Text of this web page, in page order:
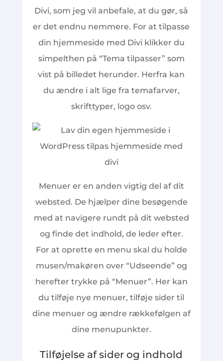
Divi, som jeg vil anbefale, at du gør, så
er det endnu nemmere. For at tilpasse
din hjemmeside med Divi klikker du
simpelthen på “Tema tilpasser” som
vist på billedet herunder. Herfra kan
du ændre i alt lige fra temafarver,
skrifttyper, logo osv.
Menuer er en anden vigtig del af dit
websted. De hjælper dine besøgende
med at navigere rundt på dit websted
og finde det indhold, de leder efter.
For at oprette en menu skal du holde
musen/makøren over “Udseende” og
herefter trykke på “Menuer”. Her kan
du tilføje nye menuer, tilføje sider til
dine menuer og ændre rækkefølgen af
dine menupunkter.
Tilføjelse af sider og indhold